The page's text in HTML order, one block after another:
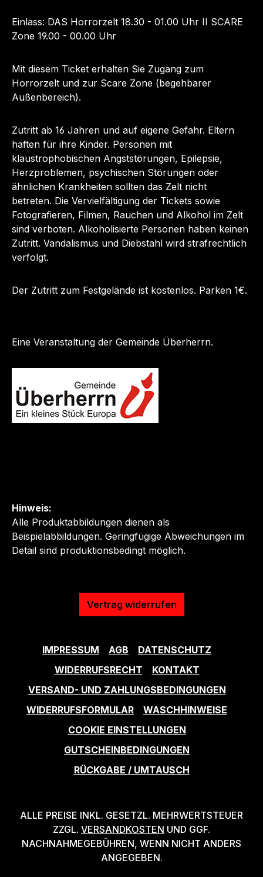
Hinweis:
Alle Produktabbildungen dienen als
Beispielabbildungen. Geringfügige Abweichungen im
Detail sind produktionsbedingt möglich.
Einlass: DAS Horrorzelt 18.30 - 01.00 Uhr II SCARE
Zone 19.00 - 00.00 Uhr
Mit diesem Ticket erhalten Sie Zugang zum
Horrorzelt und zur Scare Zone (begehbarer
Außenbereich).
Zutritt ab 16 Jahren und auf eigene Gefahr. Eltern
haften für ihre Kinder. Personen mit
klaustrophobischen Angststörungen, Epilepsie,
Herzproblemen, psychischen Störungen oder
ähnlichen Krankheiten sollten das Zelt nicht
betreten. Die Vervielfältigung der Tickets sowie
Fotografieren, Filmen, Rauchen und Alkohol im Zelt
sind verboten. Alkoholisierte Personen haben keinen
Zutritt. Vandalismus und Diebstahl wird strafrechtlich
verfolgt.
Der Zutritt zum Festgelände ist kostenlos. Parken 1€.
Eine Veranstaltung der Gemeinde Überherrn.
Vertrag widerrufen
IMPRESSUM AGB
DATENSCHUTZ
WIDERRUFSRECHT
KONTAKT
VERSAND- UND ZAHLUNGSBEDINGUNGEN
WIDERRUFSFORMULAR
WASCHHINWEISE
COOKIE EINSTELLUNGEN
GUTSCHEINBEDINGUNGEN
RÜCKGABE / UMTAUSCH
ALLE PREISE INKL. GESETZL. MEHRWERTSTEUER
ZZGL. VERSANDKOSTEN UND GGF.
NACHNAHMEGEBÜHREN, WENN NICHT ANDERS
ANGEGEBEN.